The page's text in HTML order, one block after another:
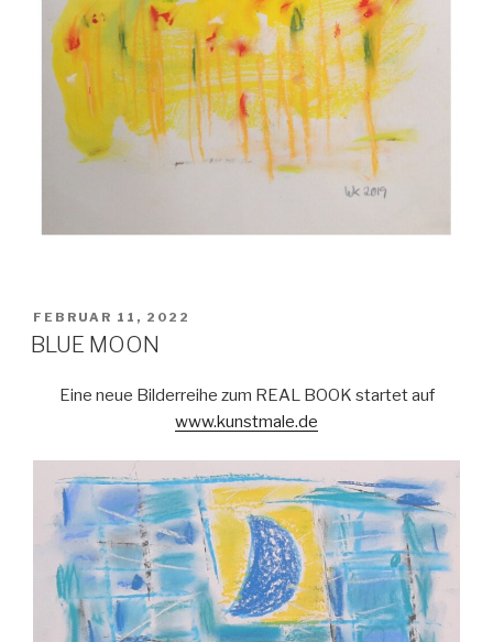
VERÖFFENTLICHT
AM
FEBRUAR 11, 2022
BLUE MOON
Eine neue Bilderreihe zum REAL BOOK startet auf
www.kunstmale.de